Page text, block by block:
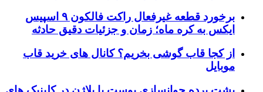
برخورد قطعه غیرفعال راکت فالکون ۹ اسپیس
ایکس به کره ماه؛ زمان و جزئیات دقیق حادثه
از کجا قاب گوشی بخریم؟ کانال های خرید قاب
موبایل